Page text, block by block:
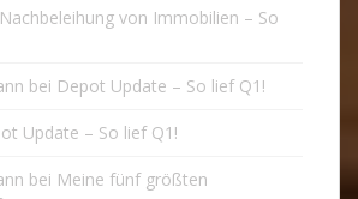
Nachbeleihung von Immobilien – So
bei Depot Update – So lief Q1!
Update – So lief Q1!
bei Meine fünf größten